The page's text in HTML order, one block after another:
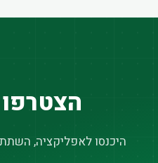
היכנסו לאפליקציה,